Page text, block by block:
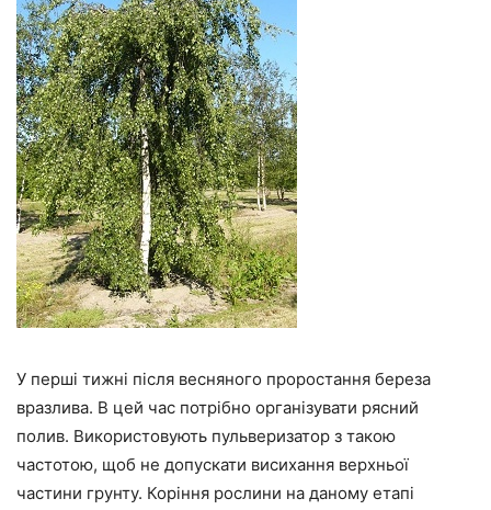
У перші тижні після весняного проростання береза
вразлива. В цей час потрібно організувати рясний
полив. Використовують пульверизатор з такою
частотою, щоб не допускати висихання верхньої
частини грунту. Коріння рослини на даному етапі